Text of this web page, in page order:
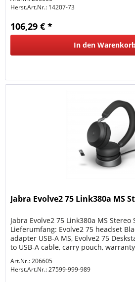
Herst.Art.Nr.: 14207-73
106,29 € *
In den
Jabra Evolve2 75 Link380a MS
Jabra Evolve2 75 Link380a MS Stereo
Lieferumfang: Evolve2 75 headset
adapter USB-A MS, Evolve2 75
to USB-A cable, carry pouch,
Art.Nr.: 206605
Herst.Art.Nr.:27599-999-989